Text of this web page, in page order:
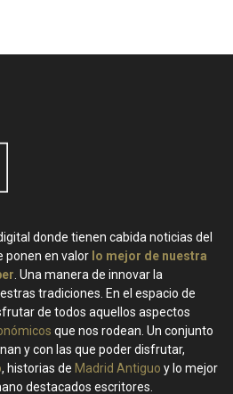
donde tienen cabida noticias del
ponen en valor lo mejor de nuestra
. Una manera de innovar la
tradiciones. En el espacio de
de todos aquellos aspectos
que nos rodean. Un conjunto
y con las que poder disfrutar,
, historias de Madrid Antiguo y lo mejor
destacados escritores.